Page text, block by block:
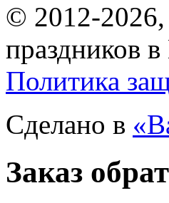
© 2012-
праздников
Политика
Сделано в
Заказ